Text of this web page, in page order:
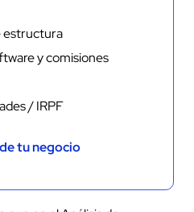
estructura
y comisiones
/ IRPF
tu negocio